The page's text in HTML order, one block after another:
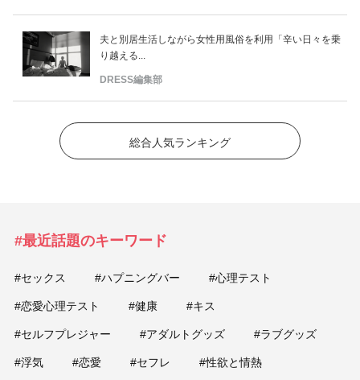
夫と別居生活しながら女性用風俗を利用「辛い日々を乗
り越える...
DRESS編集部
総合人気ランキング
#最近話題のキーワード
#セックス #ハプニングバー #心理テスト
#恋愛心理テスト #健康 #キス
#セルフプレジャー #アダルトグッズ #ラブグッズ
#浮気 #恋愛 #セフレ #性欲と情熱